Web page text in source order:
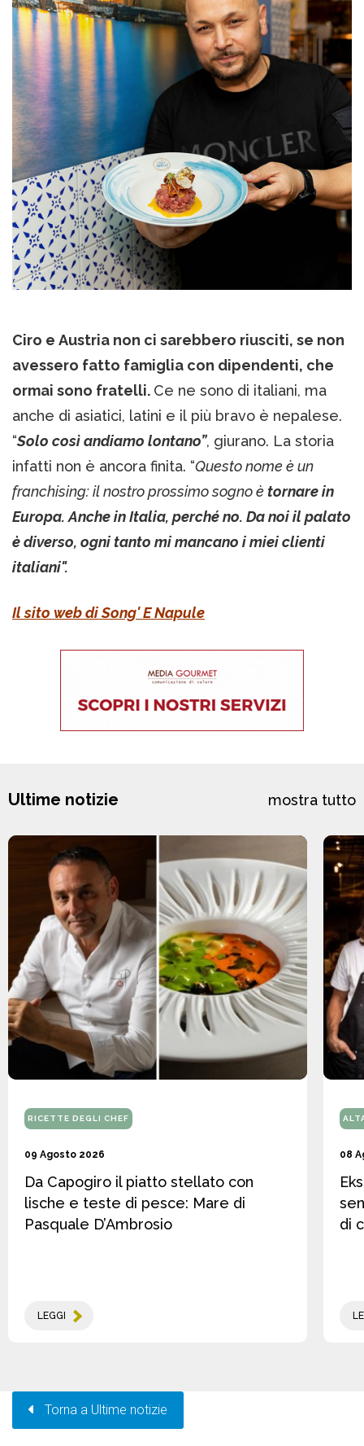
Ciro e Austria non ci sarebbero riusciti, se non
avessero fatto famiglia con dipendenti, che
ormai sono fratelli. Ce ne sono di italiani, ma
anche di asiatici, latini e il più bravo è nepalese.
“Solo così andiamo lontano”, giurano. La storia
infatti non è ancora finita. “Questo nome è un
franchising: il nostro prossimo sogno è tornare in
Europa. Anche in Italia, perché no. Da noi il palato
è diverso, ogni tanto mi mancano i miei clienti
italiani".
Il sito web di Song' E Napule
Ultime notizie mostra tutto
RICETTE DEGLI CHEF
09 Agosto 2026
Da Capogiro il piatto stellato con
lische e teste di pesce: Mare di
Pasquale D’Ambrosio
LEGGI
08
di
Torna a Ultime notizie